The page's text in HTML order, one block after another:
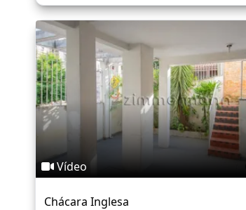
Vídeo
Chácara Inglesa